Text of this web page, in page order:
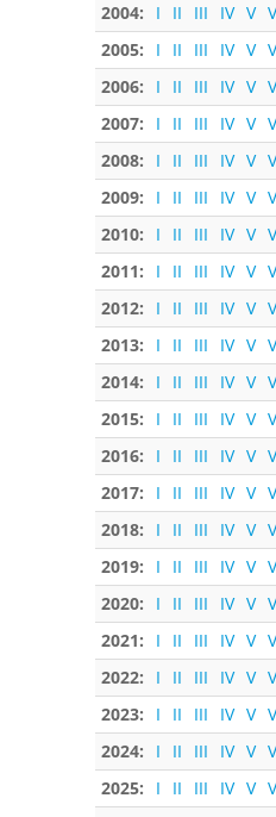
2004:
I II III IV V
2005:
I II III IV V
2006:
I II III IV V
2007:
I II III IV V
2008:
I II III IV V
2009:
I II III IV V
2010:
I II III IV V
2011:
I II III IV V
2012:
I II III IV V
2013:
I II III IV V
2014:
I II III IV V
2015:
I II III IV V
2016:
I II III IV V
2017:
I II III IV V
2018:
I II III IV V
2019:
I II III IV V
2020:
I II III IV V
2021:
I II III IV V
2022:
I II III IV V
2023:
I II III IV V
2024:
I II III IV V
2025:
I II III IV V